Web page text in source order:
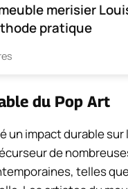
merisier
pratique
du Pop Art
un impact durable sur
de
telles